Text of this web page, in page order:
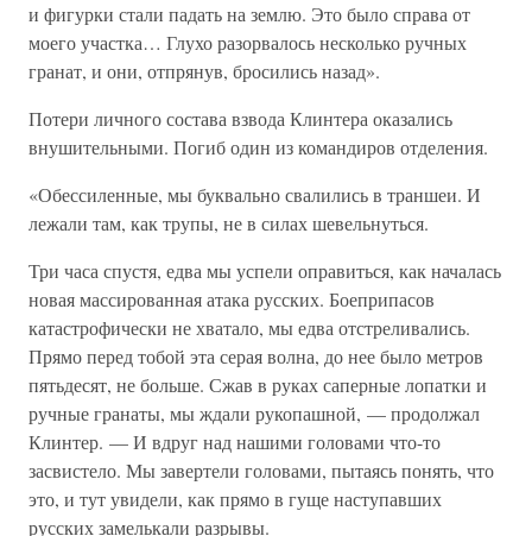
и фигурки стали падать на землю. Это было справа от
моего участка… Глухо разорвалось несколько ручных
гранат, и они, отпрянув, бросились назад».
Потери личного состава взвода Клинтера оказались
внушительными. Погиб один из командиров отделения.
«Обессиленные, мы буквально свалились в траншеи. И
лежали там, как трупы, не в силах шевельнуться.
Три часа спустя, едва мы успели оправиться, как началась
новая массированная атака русских. Боеприпасов
катастрофически не хватало, мы едва отстреливались.
Прямо перед тобой эта серая волна, до нее было метров
пятьдесят, не больше. Сжав в руках саперные лопатки и
ручные гранаты, мы ждали рукопашной, — продолжал
Клинтер. — И вдруг над нашими головами что-то
засвистело. Мы завертели головами, пытаясь понять, что
это, и тут увидели, как прямо в гуще наступавших
русских замелькали разрывы.